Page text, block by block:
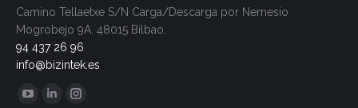
Camino Tellaetxe S/N Carga/Descarga por Nemesio
Mogrobejo 9A. 48015 Bilbao.
94 437 26 96
info@bizintek.es
Encuéntranos en: